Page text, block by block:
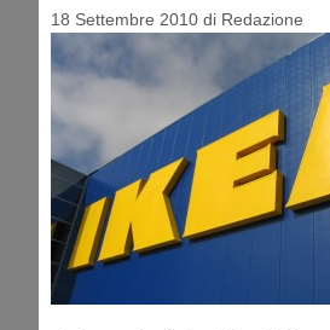
18 Settembre 2010 di Redazione